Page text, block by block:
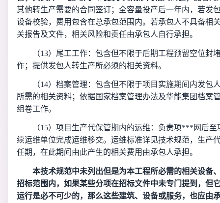
其他转生产需要的合同签订；全容量投产后一年内，若发
设备校验，费用包含在总承包范围内。若承包人不具备相
关报告及文件，相关风险和责任由承包人自行承担。
（13） 尾工工作：包含但不限于后期工程预留空位封
作；提供发包人转生产所必须的相关资料。
（14） 档案管理：包含但不限于项目实施期间内发包
所需的相关资料；依据国家档案管理办法及华能集团档案
组卷工作。
（15） 项目生产代保管期内的运维：负责项***网后
续运维单位完成运维移交。运维标准详见技术规范，生产
任期，在此期间由此产生的相关费用由承包人承担。
本技术规范中未列出但是为本工程所必需的相关设备
招标范围内，如果某些分项在招标文件中未专门提到，但
运行是必不可少的，那么这些建筑、设备或服务，也应由